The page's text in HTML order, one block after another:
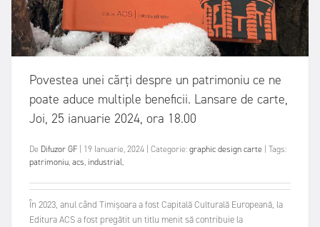
Povestea unei cărți despre un patrimoniu ce ne
poate aduce multiple beneficii. Lansare de carte,
Joi, 25 ianuarie 2024, ora 18.00
De Difuzor GF 19 Ianuarie, 2024 Categorie:graphic designcarte
Tags:
patrimoniu,acs, industrial,
În 2023, anul când Timișoara a fost Capitală Culturală Europeană, la
Editura ACS a fost pregătit un titlu menit să contribuie la